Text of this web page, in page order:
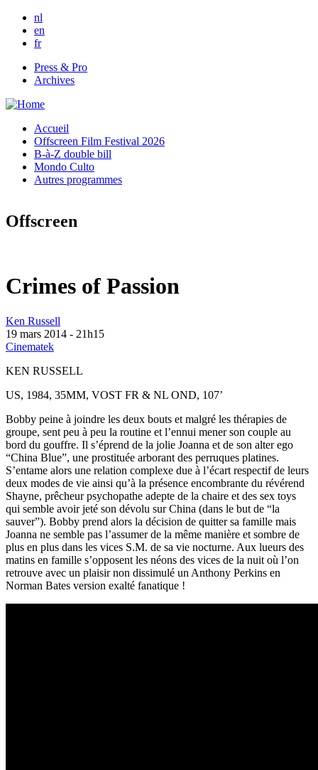
Skip to main content
nl
en
fr
Press & Pro
Archives
Accueil
Offscreen Film Festival 2026
B-à-Z double bill
Mondo Culto
Autres programmes
Offscreen
Crimes of Passion
Ken Russell
19 mars 2014 - 21h15
Cinematek
KEN RUSSELL
US, 1984, 35MM, VOST FR & NL OND, 107’
Bobby peine à joindre les deux bouts et malgré les thérapies de
groupe, sent peu à peu la routine et l’ennui mener son couple au
bord du gouffre. Il s’éprend de la jolie Joanna et de son alter ego
“China Blue”, une prostituée arborant des perruques platines.
S’entame alors une relation complexe due à l’écart respectif de leurs
deux modes de vie ainsi qu’à la présence encombrante du révérend
Shayne, prêcheur psychopathe adepte de la chaire et des sex toys
qui semble avoir jeté son dévolu sur China (dans le but de “la
sauver”). Bobby prend alors la décision de quitter sa famille mais
Joanna ne semble pas l’assumer de la même manière et sombre de
plus en plus dans les vices S.M. de sa vie nocturne. Aux lueurs des
matins en famille s’opposent les néons des vices de la nuit où l’on
retrouve avec un plaisir non dissimulé un Anthony Perkins en
Norman Bates version exalté fanatique !